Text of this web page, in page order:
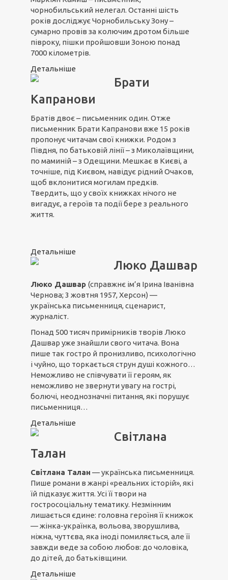
чорнобильський нелегал. Останні шість
років досліджує Чорнобильську Зону –
сумарно провів за колючим дротом більше
півроку, пішки пройшовши Зоною понад
7000 кілометрів.
Детальніше
Брати
Капранови
Братів двоє – письменник один. Отже
письменник Брати Капранови вже 15 років
пропонує читачам свої книжки. Родом з
Півдня, по батьковій лінії – з Миколаївщини,
по маминій – з Одещини. Мешкає в Києві, а
точніше, під Києвом, навідує рідний Очаков,
щоб вклонитися могилам предків.
Твердить, що у своїх книжках нічого не
вигадує, а героїв та події бере з реального
життя.
Детальніше
Люко Дашвар
Люко Дашвар (справжнє ім’я Ірина Іванівна
Чернова; 3 жовтня 1957, Херсон) —
українська письменниця, сценарист,
журналіст.
Понад 500 тисяч примірників творів Люко
Дашвар уже знайшли свого читача. Вона
пише так гостро й пронизливо, психологічно
і чуйно, що торкається струн душі кожного…
Неможливо не співчувати її героям, як
неможливо не звернути увагу на гострі,
болючі, неоднозначні питання, які порушує
письменниця…
Детальніше
Світлана
Талан
Світлана Талан — українська письменниця.
Пише романи в жанрі «реальних історій», які
їй підказує життя. Усі її твори на
гостросоціальну тематику. Незмінним
лишається єдине: головна героїня її книжок
— жінка-українка, вольова, зворушлива,
ніжна, чуттєва, яка іноді помиляється, але її
завжди веде за собою любов: до чоловіка,
до дітей, до батьківщини.
Детальніше